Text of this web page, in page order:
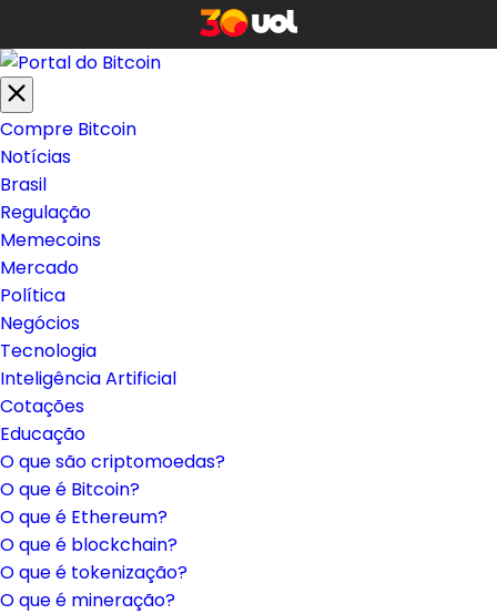
Compre Bitcoin
Notícias
Brasil
Regulação
Memecoins
Mercado
Política
Negócios
Tecnologia
Inteligência Artificial
Cotações
Educação
O que são criptomoedas?
O que é Bitcoin?
O que é Ethereum?
O que é blockchain?
O que é tokenização?
O que é mineração?